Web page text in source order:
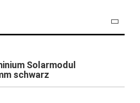
Solarmodul
schwarz